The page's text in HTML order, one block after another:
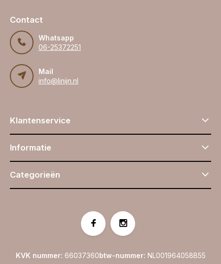
Contact
Whatsapp
06-25372251
Mail
info@linijn.nl
Klantenservice
Informatie
Categorieën
KVK nummer: 66037360btw-nummer: NL001964058B55